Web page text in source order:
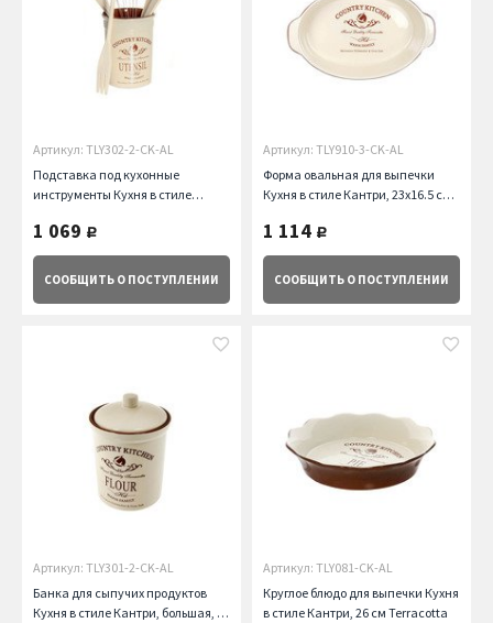
Артикул: TLY302-2-CK-AL
Подставка под кухонные
инструменты Кухня в стиле
1 069 руб.
СООБЩИТЬ О ПОСТУПЛЕНИИ
Артикул: TLY910-3-CK-AL
Форма овальная для выпечки
Кухня в стиле Кантри, 23х16.5 см
1 114 руб.
СООБЩИТЬ О ПОСТУПЛЕНИИ
Артикул: TLY301-2-CK-AL
Банка для сыпучих продуктов
Кухня в стиле Кантри, большая, 18
Артикул: TLY081-CK-AL
Круглое блюдо для выпечки Кухня
в стиле Кантри, 26 см Terracotta